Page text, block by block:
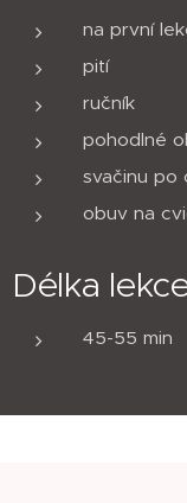
na první
pití
ručník
pohodlné
svačinu po
obuv na
Délka
45-55 min